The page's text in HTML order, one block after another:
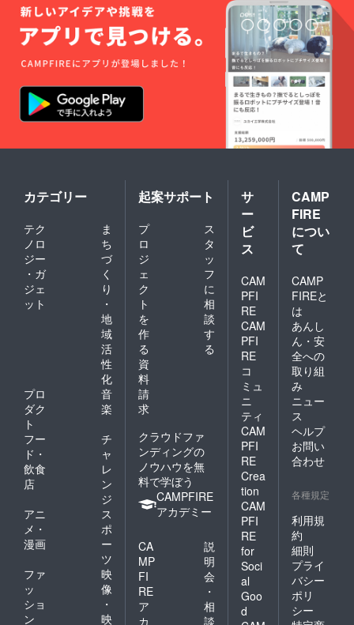
カテゴリー
テク
ノロ
ジー
・ガ
ジェ
ット
ま
ち
づ
く
り
・
地
域
活
性
化
プロ
ダク
ト
音
楽
フー
ド・
飲食
店
チ
ャ
レ
ン
ジ
アニ
メ・
漫画
ス
ポ
ー
ツ
ファ
ッ
ショ
ン
映
像
・
映
起案サポート
プ
ロ
ジ
ェ
ク
ト
を
作
る
ス
タ
ッ
フ
に
相
談
す
る
資
料
請
求
クラウドファ
ンディングの
ノウハウを無
料で学ぼう
CAMPFIRE
アカデミー
CA
MP
FI
RE
ア
カ
説
明
会
・
相
談
サ
ー
ビ
ス
CAM
PFI
RE
CAM
PFI
RE
コ
ミュ
ニ
ティ
CAM
PFI
RE
Crea
tion
CAM
PFI
RE
for
Soci
al
Goo
d
CAMP
FIRE
につい
て
CAMP
FIREと
は
あんし
ん・安
全への
取り組
み
ニュー
ス
ヘルプ
お問い
合わせ
各種規定
利用規
約
細則
プライ
バシー
ポリ
シー